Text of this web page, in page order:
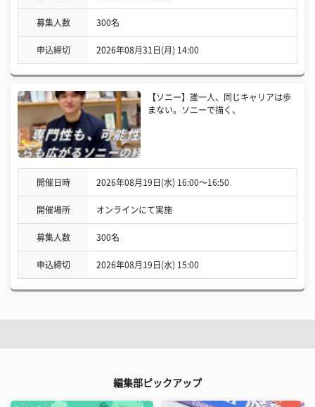
募集人数 300名
申込締切 2026年08月31日(月) 14:00
【ソニー】誰一人、同じキャリアは歩
まない。ソニーで描く、
開催日時 2026年08月19日(水) 16:00〜16:50
開催場所 オンラインにて実施
募集人数 300名
申込締切 2026年08月19日(水) 15:00
編集部ピックアップ